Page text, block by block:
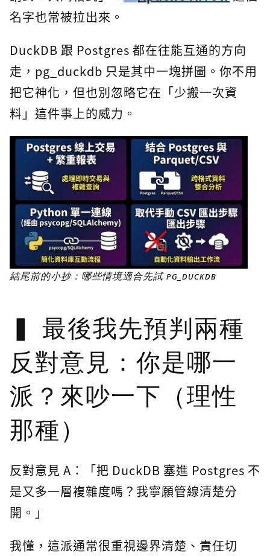
名字也常被拉出來。
DuckDB 跟 Postgres 都在往能互通的方向
走，pg_duckdb 只是其中一塊拼圖。你不用
把它神化，但也別忽略它在「少搬一次資
料」這件事上的威力。
結尾前的小抄：哪些情境適合先試 pg_duckdb
最後我先預判兩種
反對意見：你是哪一
派？來吵一下（理性
那種）
反對意見 A：「把 DuckDB 塞進 Postgres 不
是又多一層複雜度嗎？我寧願管線清楚分
開。」
我懂，這派通常很重視邊界清楚、責任切